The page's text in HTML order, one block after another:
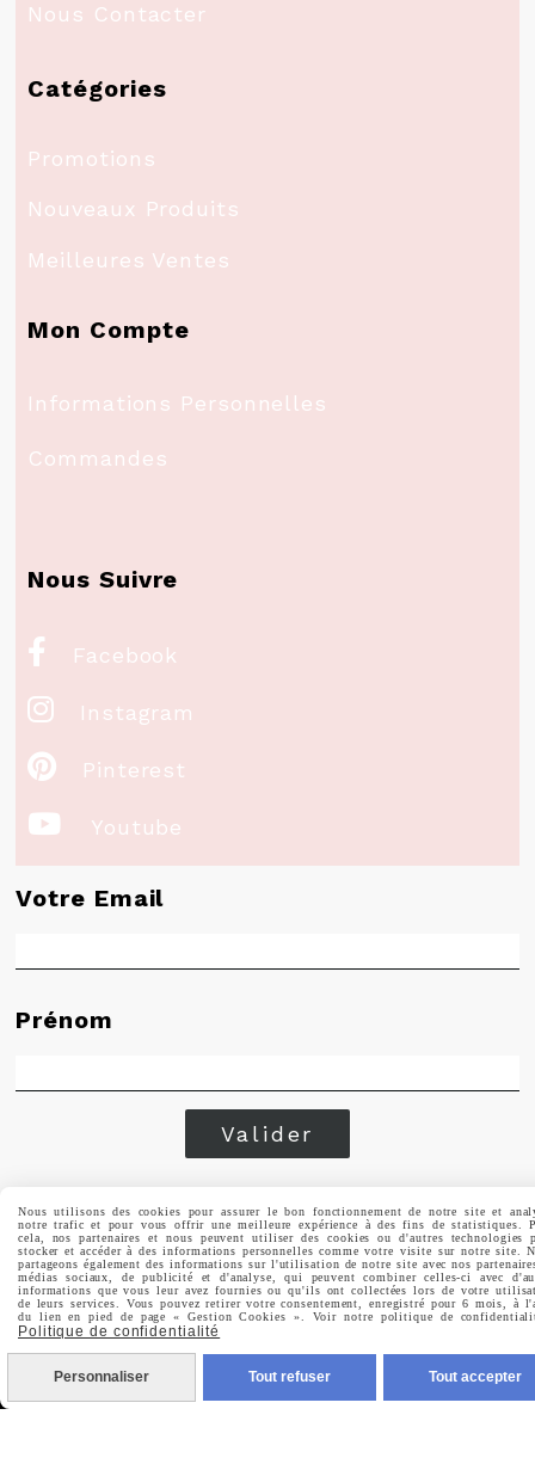
Nous Contacter
Catégories
Promotions
Nouveaux Produits
Meilleures Ventes
Mon Compte
Informations Personnelles
Commandes
Nous Suivre
 Facebook
 Instagram
 Pinterest
 Youtube
Votre Email
Prénom
Valider
trouverez pour cela nos informations de contact dans les
conditions d'utilisation du site.
MENTIONS LÉGALES
CONDITIONS GÉNÉRALES DE VENTE
MON COMPTE
CRÉÉ AVEC CMONSITE
Nous utilisons des cookies pour assurer le bon fonctionnement de notre site et
notre trafic et pour vous offrir une meilleure expérience à des fins de statistiques.
cela, nos partenaires et nous peuvent utiliser des cookies ou d'autres technologies
stocker et accéder à des informations personnelles comme votre visite sur notre site.
partageons également des informations sur l'utilisation de notre site avec nos
médias sociaux, de publicité et d'analyse, qui peuvent combiner celles-ci avec
informations que vous leur avez fournies ou qu'ils ont collectées lors de votre
de leurs services. Vous pouvez retirer votre consentement, enregistré pour 6 mois, à
du lien en pied de page « Gestion Cookies ». Voir notre politique de
Politique de confidentialité
Personnaliser Tout refuser Tout accepter